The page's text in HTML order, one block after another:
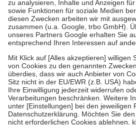
höchstens zehn Euro.Es sind jedoch
tatsächlichen Kosten der Leistung zu
Diese Regeln gelten grundsätzlich auch
Bei Heilmitteln und häuslicher
Zuzahlung zehn Prozent der Kosten
Verordnung.
Um das Engagement der Versicherten
zu stärken und die besondere Stellung
fallenkeine Zuzahlungenan bei:
• Kindern und Jugendlichen bis zum
mit Ausnahme der Fahrkosten
• Untersuchungen zur Vorsorge und